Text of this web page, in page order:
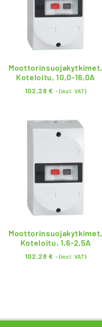
Moottorinsuojakytkimet,
Koteloitu, 10,0-16,0A
102,28€ - (incl. VAT)
Moottorinsuojakytkimet,
Koteloitu, 1,6-2,5A
102,28€ - (incl. VAT)